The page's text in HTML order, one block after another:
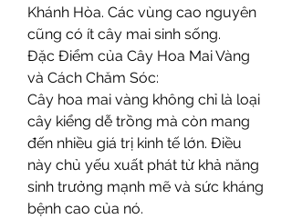
Khánh Hòa. Các vùng cao nguyên
cũng có ít cây mai sinh sống.
Đặc Điểm của Cây Hoa Mai Vàng
và Cách Chăm Sóc:
Cây hoa mai vàng không chỉ là loại
cây kiểng dễ trồng mà còn mang
đến nhiều giá trị kinh tế lớn. Điều
này chủ yếu xuất phát từ khả năng
sinh trưởng mạnh mẽ và sức kháng
bệnh cao của nó.